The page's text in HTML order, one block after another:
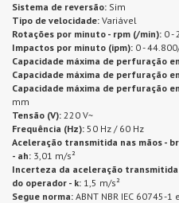
Sistema de reversão: Sim
Tipo de velocidade: Variável
Rotações por minuto - rpm (/min): 0 -
Impactos por minuto (ipm): 0 -
Capacidade máxima de perfuração
Capacidade máxima de perfuração
Capacidade máxima de perfuração
mm
Tensão (V): 220 V~
Frequência (Hz): 50 Hz / 60 Hz
Aceleração transmitida nas mãos -
- ah: 3,01 m/s²
Incerteza da aceleração transmitida
do operador - k: 1,5 m/s²
Segue norma: ABNT NBR IEC 60745-1